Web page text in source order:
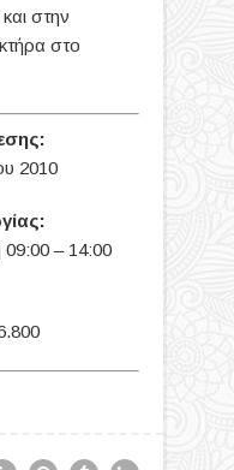
στην
στο
2010
– 14:00